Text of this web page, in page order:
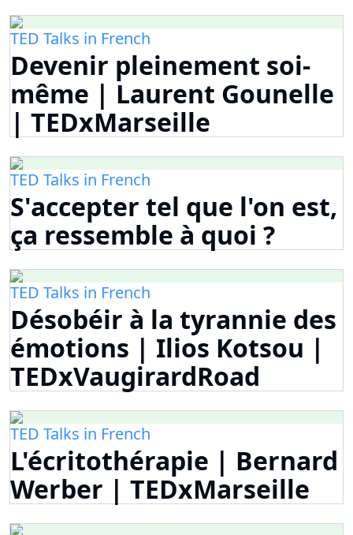
TED Talks in French
Devenir pleinement soi-
même | Laurent Gounelle
| TEDxMarseille
TED Talks in French
S'accepter tel que l'on est,
ça ressemble à quoi ?
TED Talks in French
Désobéir à la tyrannie des
émotions | Ilios Kotsou |
TEDxVaugirardRoad
TED Talks in French
L'écritothérapie | Bernard
Werber | TEDxMarseille